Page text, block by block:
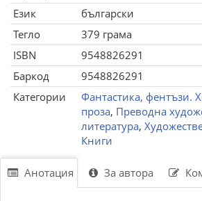
Език
български
Тегло
379 грама
ISBN
9548826291
Баркод
9548826291
Категории
Фантастика, фентъзи.
проза, Преводна
литература,
Книги
Анотация За автора